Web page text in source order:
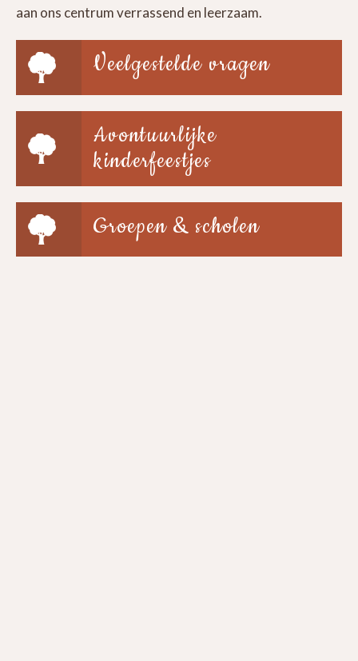
aan ons centrum verrassend en leerzaam.
Veelgestelde vragen
Avontuurlijke
kinderfeestjes
Groepen & scholen